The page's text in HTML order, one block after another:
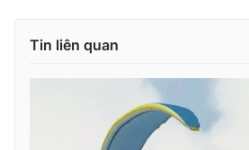
VTV Sức khoẻ Bất
Thị trường 24h Tấm
Tin liên quan